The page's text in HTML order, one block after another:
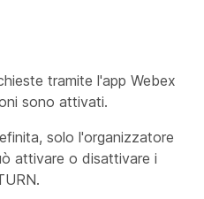
tramite l'app Webex
sono attivati.
solo l'organizzatore
attivare o disattivare i